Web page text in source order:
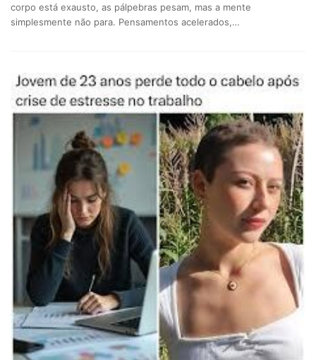
corpo está exausto, as pálpebras pesam, mas a mente
simplesmente não para. Pensamentos acelerados,…